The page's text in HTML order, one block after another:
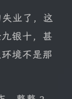
业了，这
银十，甚
境不是那